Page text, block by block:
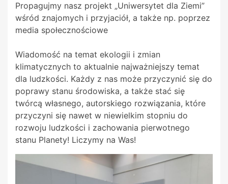
Propagujmy nasz projekt „Uniwersytet dla Ziemi”
wśród znajomych i przyjaciół, a także np. poprzez
media społecznościowe
Wiadomość na temat ekologii i zmian
klimatycznych to aktualnie najważniejszy temat
dla ludzkości. Każdy z nas może przyczynić się do
poprawy stanu środowiska, a także stać się
twórcą własnego, autorskiego rozwiązania, które
przyczyni się nawet w niewielkim stopniu do
rozwoju ludzkości i zachowania pierwotnego
stanu Planety! Liczymy na Was!